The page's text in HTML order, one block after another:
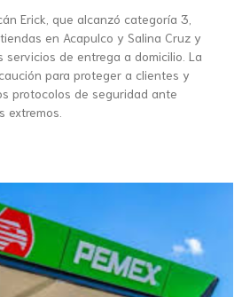
Erick, que alcanzó categoría 3,
en Acapulco y Salina Cruz y
de entrega a domicilio. La
para proteger a clientes y
protocolos de seguridad ante
extremos.